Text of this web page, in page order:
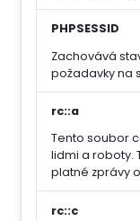
PHPSESSID
Zachovává
požadavky na
rc::a
Tento soubor
lidmi a roboty.
platné zprávy
rc::c